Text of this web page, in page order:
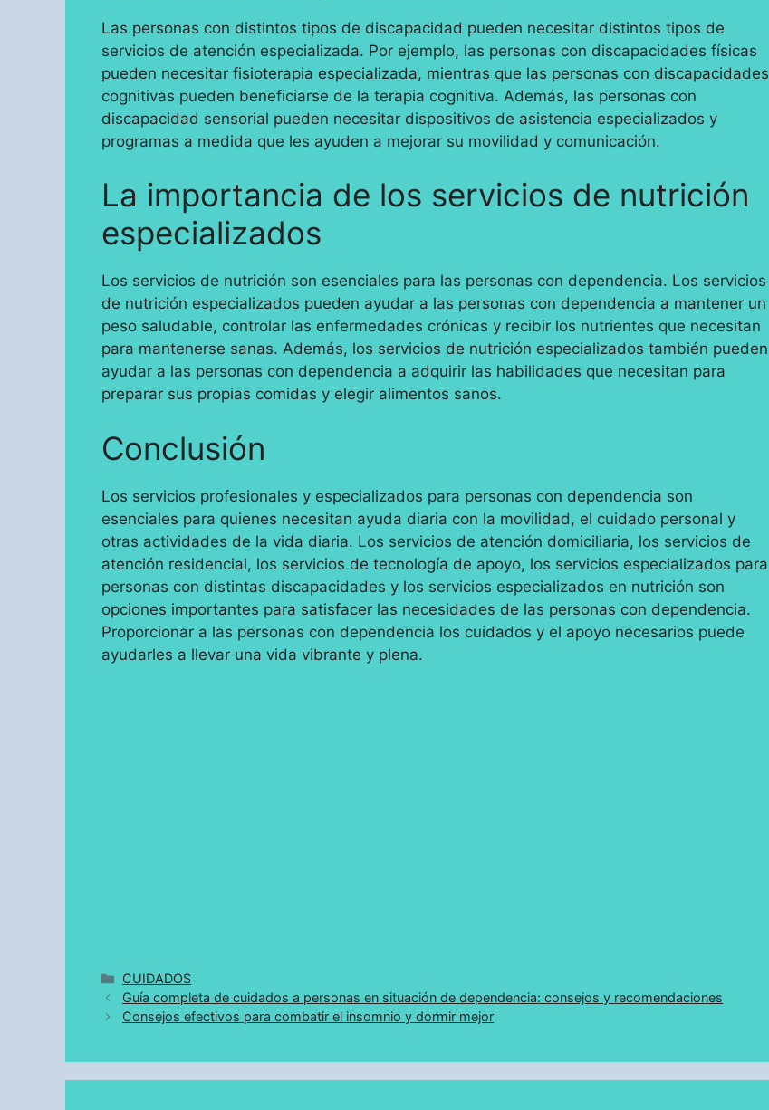
Las personas con distintos tipos de discapacidad pueden necesitar distintos tipos de
servicios de atención especializada. Por ejemplo, las personas con discapacidades físicas
pueden necesitar fisioterapia especializada, mientras que las personas con discapacidades
cognitivas pueden beneficiarse de la terapia cognitiva. Además, las personas con
discapacidad sensorial pueden necesitar dispositivos de asistencia especializados y
programas a medida que les ayuden a mejorar su movilidad y comunicación.
La importancia de los servicios de nutrición
especializados
Los servicios de nutrición son esenciales para las personas con dependencia. Los servicios
de nutrición especializados pueden ayudar a las personas con dependencia a mantener un
peso saludable, controlar las enfermedades crónicas y recibir los nutrientes que necesitan
para mantenerse sanas. Además, los servicios de nutrición especializados también pueden
ayudar a las personas con dependencia a adquirir las habilidades que necesitan para
preparar sus propias comidas y elegir alimentos sanos.
Conclusión
Los servicios profesionales y especializados para personas con dependencia son
esenciales para quienes necesitan ayuda diaria con la movilidad, el cuidado personal y
otras actividades de la vida diaria. Los servicios de atención domiciliaria, los servicios de
atención residencial, los servicios de tecnología de apoyo, los servicios especializados para
personas con distintas discapacidades y los servicios especializados en nutrición son
opciones importantes para satisfacer las necesidades de las personas con dependencia.
Proporcionar a las personas con dependencia los cuidados y el apoyo necesarios puede
ayudarles a llevar una vida vibrante y plena.
Categorías
CUIDADOS
Guía completa de cuidados a personas en situación de dependencia: consejos y recomendaciones
Consejos efectivos para combatir el insomnio y dormir mejor